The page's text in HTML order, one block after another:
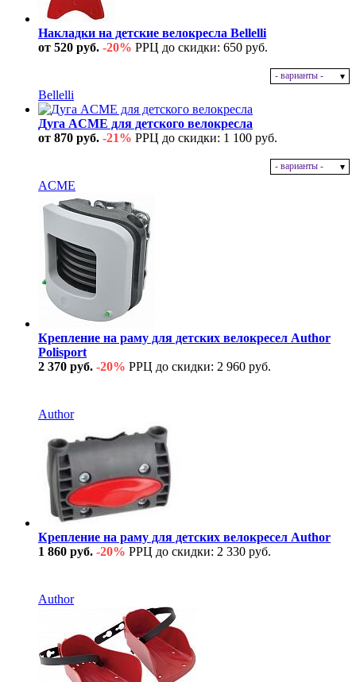
Накладки на детские велокресла Bellelli
от 520 руб. -20% РРЦ до скидки: 650 руб.
- варианты -
Bellelli
Дуга ACME для детского велокресла
от 870 руб. -21% РРЦ до скидки: 1 100 руб.
- варианты -
ACME
Крепление на раму для детских велокресел Author
Polisport
2 370 руб. -20% РРЦ до скидки: 2 960 руб.
Author
Крепление на раму для детских велокресел Author
1 860 руб. -20% РРЦ до скидки: 2 330 руб.
Author